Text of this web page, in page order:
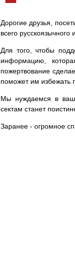
Дорогие друзья,
всего русскоязычного
Для того, чтобы
информацию,
пожертвование
поможет им избежать
Мы нуждаемся в
сектам станет
Заранее - огромное